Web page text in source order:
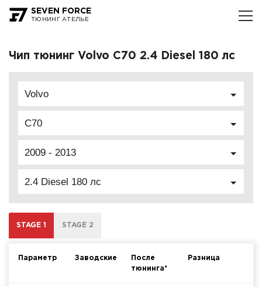
SEVEN FORCE
ТЮНИНГ АТЕЛЬЕ
Чип тюнинг Volvo C70 2.4 Diesel 180 лс
Volvo
C70
2009 - 2013
2.4 Diesel 180 лс
STAGE 1 STAGE 2
Параметр Заводские
После
тюнинга*
Разница